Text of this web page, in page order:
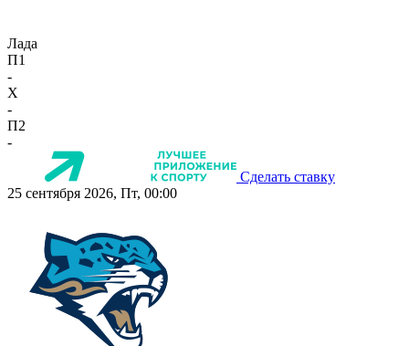
Лада
П1
-
X
-
П2
-
Сделать ставку
25 сентября 2026, Пт, 00:00